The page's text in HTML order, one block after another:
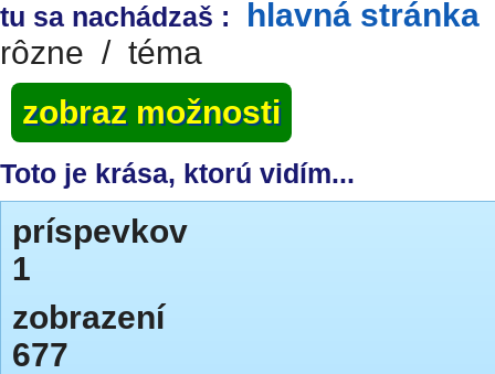
tu sa nachádzaš : hlavná stránka
rôzne / téma
zobraz možnosti
Toto je krása, ktorú vidím...
príspevkov
1
zobrazení
677